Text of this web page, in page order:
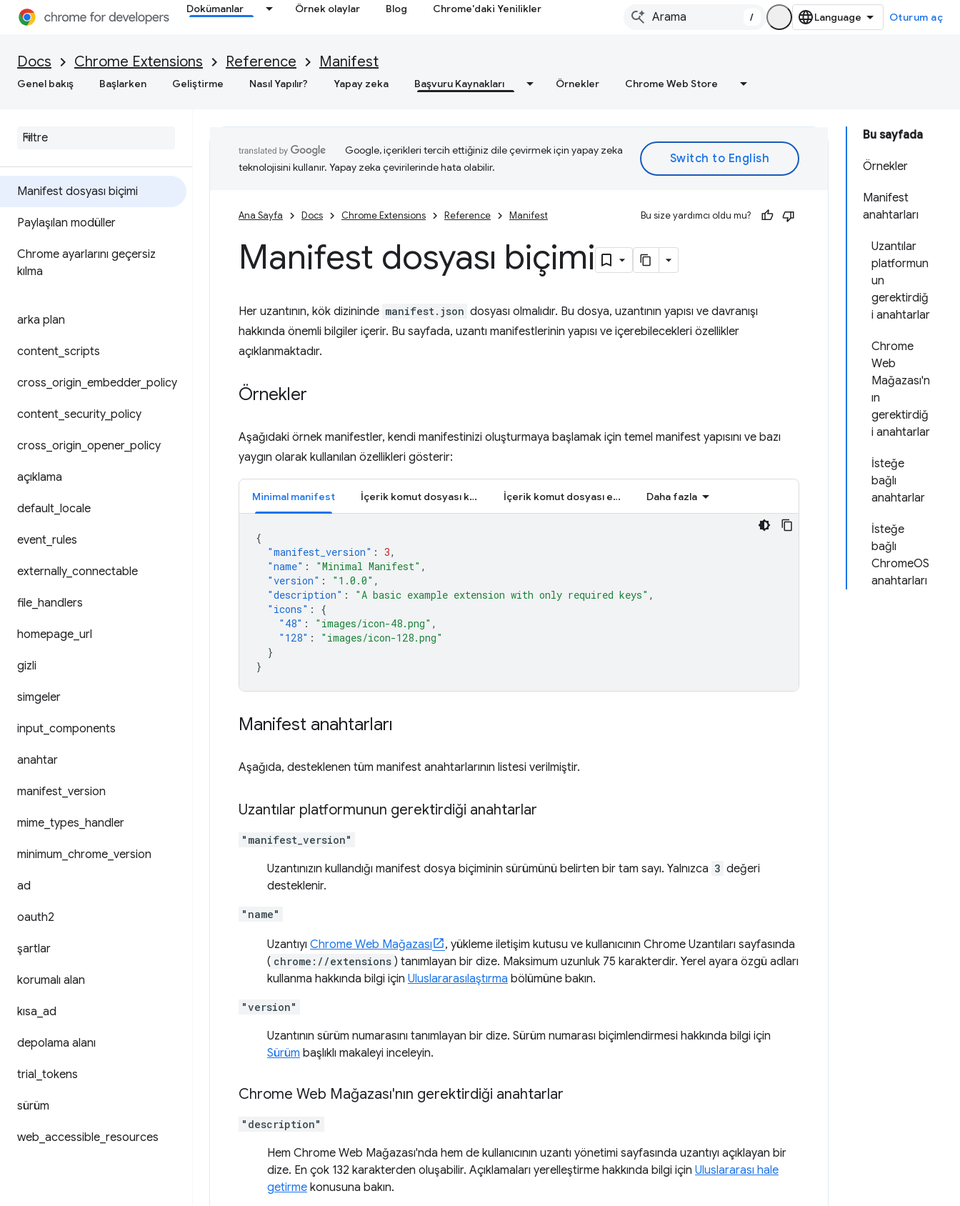
Dokümanlar Örnek olaylar Blog Chrome'daki Yenilikler
/ Oturum aç
Docs Chrome Extensions Reference Manifest
Genel bakış Başlarken Geliştirme Nasıl Yapılır? Yapay zeka Başvuru Kaynakları Örnekler Chrome Web Store
Manifest dosyası biçimi
Paylaşılan modüller
Chrome ayarlarını geçersiz
kılma
arka plan
content scripts
cross origin embedder_ policy
content security_ policy
cross origin opener_ policy
açıklama
default locale
event rules
externally_ connectable
file handlers
homepage url
gizli
simgeler
input components
anahtar
manifest version
mime types handler
minimum chrome version
ad
oauth2
şartlar
korumalı alan
kısa ad
depolama alanı
trial tokens
sürüm
web accessible resources
Bu sayfada
Örnekler
Manifest
anahtarları
Uzantılar
platformun
un
gerektirdiğ
i anahtarlar
Chrome
Web
Mağazası'n
ın
gerektirdiğ
i anahtarlar
İsteğe
bağlı
anahtarlar
İsteğe
bağlı
ChromeOS
anahtarları
Google, içerikleri tercih ettiğiniz dile çevirmek için yapay zeka
teknolojisini kullanır. Yapay zeka çevirilerinde hata olabilir.
Ana Sayfa Docs Chrome Extensions Reference Manifest Bu size yardımcı oldu mu?
Manifest dosyası biçimi
Her uzantının, kök dizininde manifest.json dosyası olmalıdır. Bu dosya, uzantının yapısı ve davranışı
hakkında önemli bilgiler içerir. Bu sayfada, uzantı manifestlerinin yapısı ve içerebilecekleri özellikler
açıklanmaktadır.
Örnekler
Aşağıdaki örnek manifestler, kendi manifestinizi oluşturmaya başlamak için temel manifest yapısını ve bazı
yaygın olarak kullanılan özellikleri gösterir:
Minimal manifest İçerik komut dosyası kaydetme İçerik komut dosyası ekleme Daha fazla
{
"manifest_version" : 3,
"name" : "Minimal Manifest" ,
"version" : "1.0.0" ,
"description" : "A basic example extension with only required keys" ,
"icons" :
{
"48" : "images/icon-48.png" ,
"128" :
"images/icon-128.png"
}
}
Manifest anahtarları
Aşağıda, desteklenen tüm manifest anahtarlarının listesi verilmiştir.
Uzantılar platformunun gerektirdiği anahtarlar
"manifest_version"
Uzantınızın kullandığı manifest dosya biçiminin sürümünü belirten bir tam sayı. Yalnızca 3 değeri
desteklenir.
"name"
Uzantıyı Chrome Web Mağazası
, yükleme iletişim kutusu ve kullanıcının Chrome Uzantıları sayfasında
( chrome://extensions ) tanımlayan bir dize. Maksimum uzunluk 75 karakterdir. Yerel ayara özgü adları
kullanma hakkında bilgi için Uluslararasılaştırma bölümüne bakın.
"version"
Uzantının sürüm numarasını tanımlayan bir dize. Sürüm numarası biçimlendirmesi hakkında bilgi için
Sürüm başlıklı makaleyi inceleyin.
Chrome Web Mağazası'nın gerektirdiği anahtarlar
"description"
Hem Chrome Web Mağazası'nda hem de kullanıcının uzantı yönetimi sayfasında uzantıyı açıklayan bir
dize. En çok 132 karakterden oluşabilir. Açıklamaları yerelleştirme hakkında bilgi için Uluslararası hale
getirme konusuna bakın.